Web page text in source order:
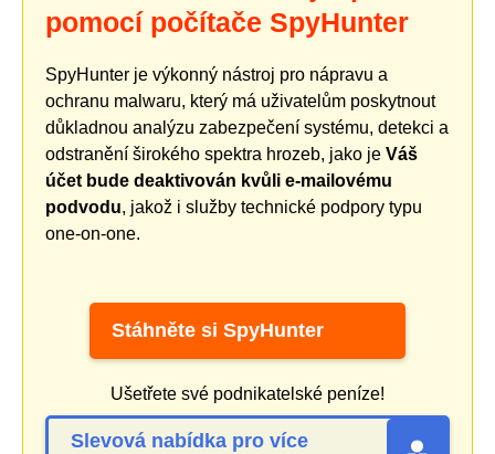
pomocí počítače SpyHunter
SpyHunter je výkonný nástroj pro nápravu a
ochranu malwaru, který má uživatelům poskytnout
důkladnou analýzu zabezpečení systému, detekci a
odstranění širokého spektra hrozeb, jako je Váš
účet bude deaktivován kvůli e-mailovému
podvodu, jakož i služby technické podpory typu
one-on-one.
Stáhněte si SpyHunter
Ušetřete své podnikatelské peníze!
Slevová nabídka pro více